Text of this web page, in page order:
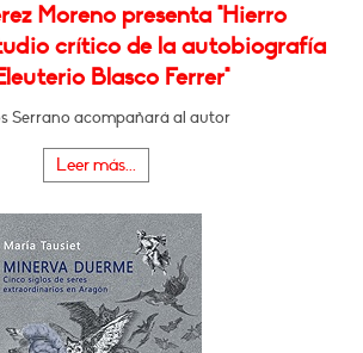
Moreno presenta "Hierro
crítico de la autobiografía
Blasco Ferrer"
Serrano acompañará al autor
Leer más...